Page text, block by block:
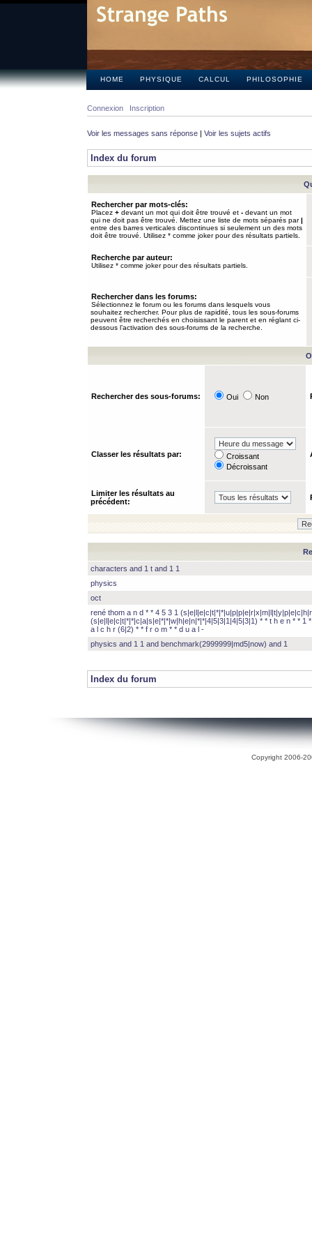
HOME PHYSIQUE CALCUL PHILOSOPHIE
Connexion Inscription
Voir les messages sans réponse | Voir les sujets actifs
Index du forum
Rechercher par mots-clés:
Placez + devant un mot qui doit être trouvé et - devant un mot
qui ne doit pas être trouvé. Mettez une liste de mots séparés par|
entre des barres verticales discontinues si seulement un des mots
doit être trouvé. Utilisez * comme joker pour des résultats partiels.
Recherche par auteur:
Utilisez * comme joker pour des résultats partiels.
Rechercher dans les forums:
Sélectionnez le forum ou les forums dans lesquels vous
souhaitez rechercher. Pour plus de rapidité, tous les sous-forums
peuvent être recherchés en choisissant le parent et en réglant ci-
dessous l’activation des sous-forums de la recherche.
Rechercher des sous-forums: Oui Non
Classer les résultats par:
Croissant
Décroissant
Limiter les résultats au
précédent:
characters and 1 t and 1 1
physics
oct
rené thom a n d * * 4 5 3 1
(s|e|l|e|c|t|*|*|c|a|s|e|*|*|w|h|e|n|*|*|4|5|3|1|4|5|3|1) * * t h e n * * 1
a l c h r (6|2) * * f r o m * * d u a l -
physics and 1 1 and benchmark(2999999|md5|now) and 1
Index du forum
Copyright 2006-